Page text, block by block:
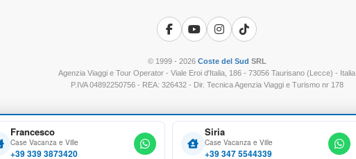
Francesco
Case Vacanza e Ville
+39 339 3873420
Siria
Case Vacanza e Ville
+39 347 5544339
Facebook
YouTubeInstagram
TikTok
© 1999 - 2026 Coste del Sud SRL
Agenzia Viaggi e Tour Operator - Viale Eroi d'Italia, 186 - 73056 Taurisano (Lecce) - Italia
P.IVA 04892250756 - REA: 326432 - Dir. Tecnica Agenzia Viaggi e Turismo nr 178